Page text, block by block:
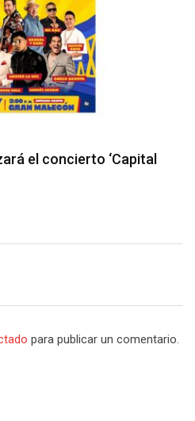
el concierto ‘Capital
para publicar un comentario.